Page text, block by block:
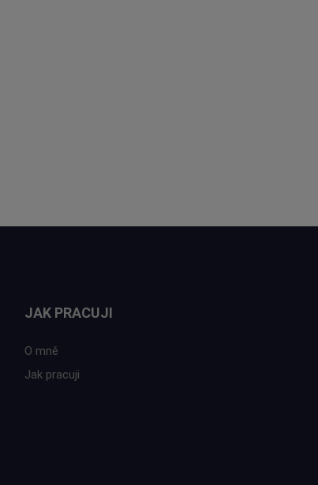
JAK PRACUJI
O mně
Jak pracuji